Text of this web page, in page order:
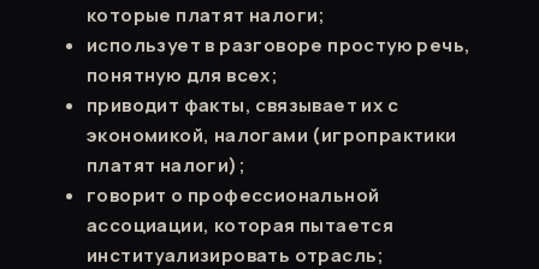
которые платят налоги;
использует в разговоре простую речь,
понятную для всех;
приводит факты, связывает их с
экономикой, налогами (игропрактики
платят налоги);
говорит о профессиональной
ассоциации, которая пытается
институализировать отрасль;